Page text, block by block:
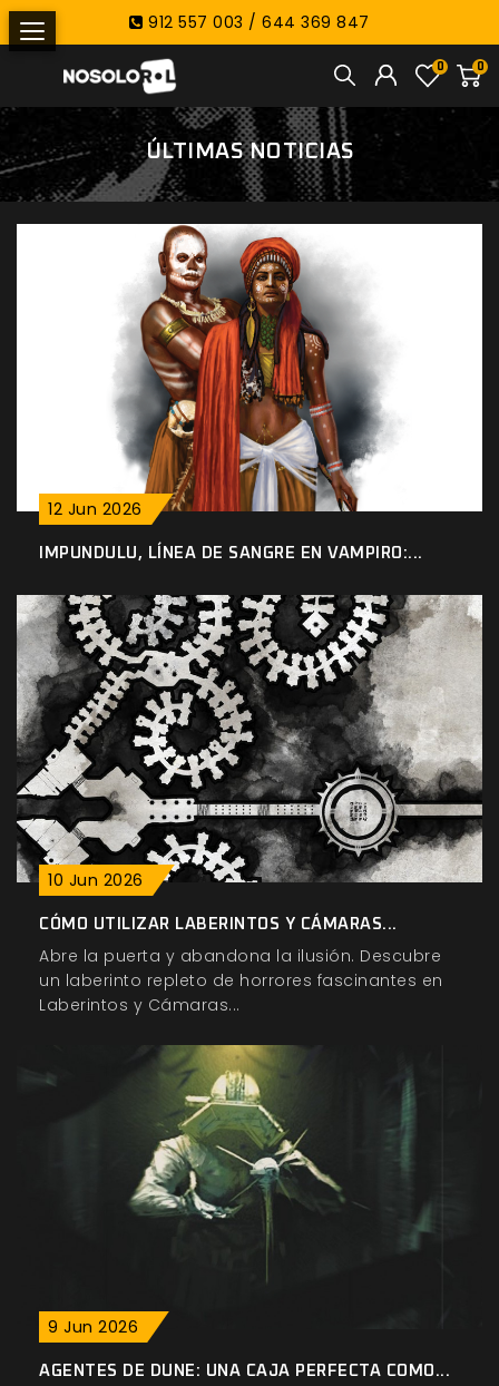
912 557 003 / 644 369 847
0
0
ÚLTIMAS NOTICIAS
12 Jun 2026
IMPUNDULU, LÍNEA DE SANGRE EN VAMPIRO:...
10 Jun 2026
CÓMO UTILIZAR LABERINTOS Y CÁMARAS...
Abre la puerta y abandona la ilusión. Descubre
un laberinto repleto de horrores fascinantes en
Laberintos y Cámaras...
9 Jun 2026
AGENTES DE DUNE: UNA CAJA PERFECTA COMO...